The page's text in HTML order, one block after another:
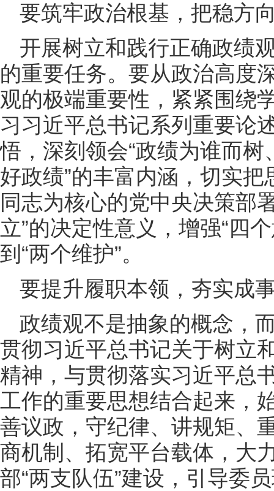
要筑牢政治根基，把稳方
开展树立和践行正确政绩
的重要任务。要从政治高度
观的极端重要性，紧紧围绕
习习近平总书记系列重要论
悟，深刻领会“政绩为谁而
好政绩”的丰富内涵，切实
同志为核心的党中央决策部
立”的决定性意义，增强“四
到“两个维护”。
要提升履职本领，夯实成
政绩观不是抽象的概念，
贯彻习近平总书记关于树立
精神，与贯彻落实习近平总
工作的重要思想结合起来，
善议政，守纪律、讲规矩、
商机制、拓宽平台载体，大
部“两支队伍”建设，引导委